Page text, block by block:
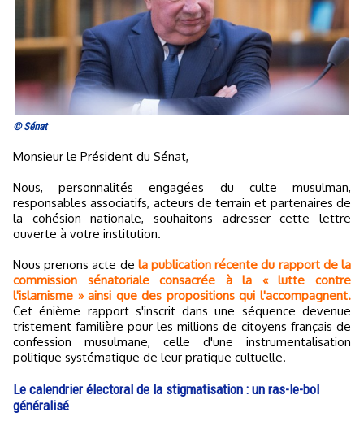
© Sénat
Monsieur le Président du Sénat,
Nous, personnalités engagées du culte musulman,
responsables associatifs, acteurs de terrain et partenaires de
la cohésion nationale, souhaitons adresser cette lettre
ouverte à votre institution.
Nous prenons acte de la publication récente du rapport de la
commission sénatoriale consacrée à la « lutte contre
l'islamisme » ainsi que des propositions qui l'accompagnent.
Cet énième rapport s'inscrit dans une séquence devenue
tristement familière pour les millions de citoyens français de
confession musulmane, celle d'une instrumentalisation
politique systématique de leur pratique cultuelle.
Le calendrier électoral de la stigmatisation : un ras-le-bol
généralisé